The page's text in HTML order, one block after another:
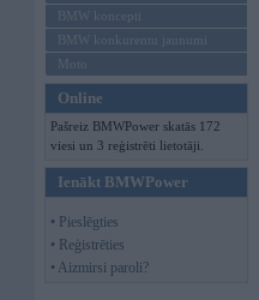
BMW koncepti
BMW konkurentu jaunumi
Moto
Online
Pašreiz BMWPower skatās 172
viesi un 3 reģistrēti lietotāji.
Ienākt BMWPower
• Pieslēgties
• Reģistrēties
• Aizmirsi paroli?